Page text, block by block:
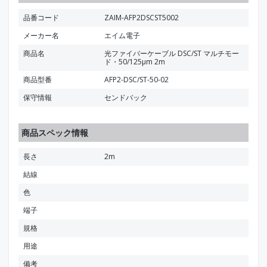
品番コード
ZAIM-AFP2DSCST5002
メーカー名
エイム電子
商品名
光ファイバーケーブル DSC/ST マルチモー
ド・50/125μm 2m
商品型番
AFP2-DSC/ST-50-02
保守情報
センドバック
商品スペック情報
長さ
2m
結線
色
端子
規格
用途
備考